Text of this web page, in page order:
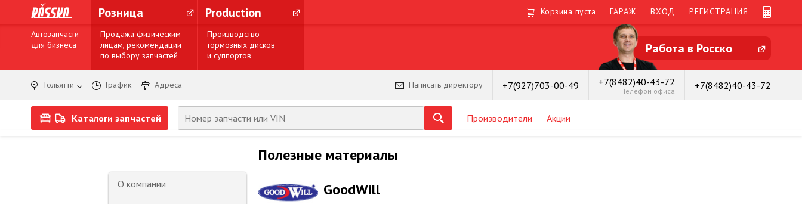
Розница Production Корзина пуста ГАРАЖ ВХОД РЕГИСТРАЦИЯ
Автозапчасти
для бизнеса
Продажа физическим
лицам, рекомендации
по выбору запчастей
Производство
тормозных дисков
и суппортов
Работа в Росско
Тольятти График Адреса Написать директору +7(927)703-00-49 +7(8482)40-43-72
Телефон офиса +7(8482)40-43-72
Каталоги запчастей Производители Акции
О компании
Полезные материалы
GооdWill